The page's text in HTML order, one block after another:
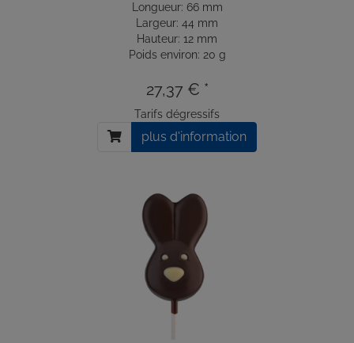
Longueur: 66 mm
Largeur: 44 mm
Hauteur: 12 mm
Poids environ: 20 g
27,37 € *
Tarifs dégressifs
plus d'information